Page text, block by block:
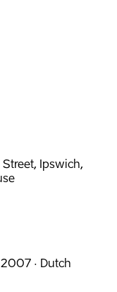
Ipswich,
· Dutch